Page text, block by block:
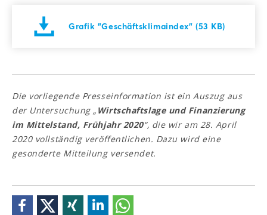
Grafik "Geschäftsklimaindex" (53 KB)
Die vorliegende Presseinformation ist ein Auszug aus
der Untersuchung „ Wirtschaftslage und Finanzierung
im Mittelstand, Frühjahr 2020“, die wir am 28. April
2020 vollständig veröffentlichen. Dazu wird eine
gesonderte Mitteilung versendet.